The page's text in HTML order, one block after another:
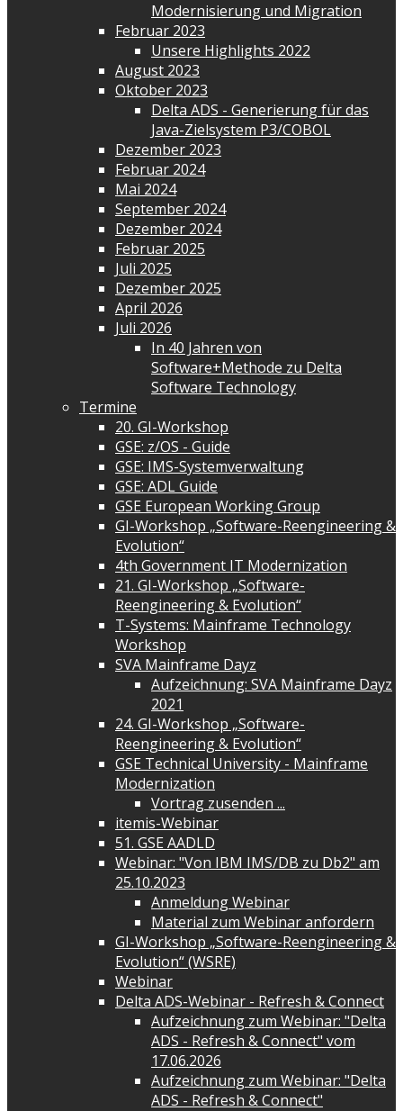
Modernisierung und Migration
Februar 2023
Unsere Highlights 2022
August 2023
Oktober 2023
Delta ADS - Generierung für das
Java-Zielsystem P3/COBOL
Dezember 2023
Februar 2024
Mai 2024
September 2024
Dezember 2024
Februar 2025
Juli 2025
Dezember 2025
April 2026
Juli 2026
In 40 Jahren von
Software+Methode zu Delta
Software Technology
Termine
20. GI-Workshop
GSE: z/OS - Guide
GSE: IMS-Systemverwaltung
GSE: ADL Guide
GSE European Working Group
GI-Workshop „Software-Reengineering &
Evolution“
4th Government IT Modernization
21. GI-Workshop „Software-
Reengineering & Evolution“
T-Systems: Mainframe Technology
Workshop
SVA Mainframe Dayz
Aufzeichnung: SVA Mainframe Dayz
2021
24. GI-Workshop „Software-
Reengineering & Evolution“
GSE Technical University - Mainframe
Modernization
Vortrag zusenden ...
itemis-Webinar
51. GSE AADLD
Webinar: "Von IBM IMS/DB zu Db2" am
25.10.2023
Anmeldung Webinar
Material zum Webinar anfordern
GI-Workshop „Software-Reengineering &
Evolution“ (WSRE)
Webinar
Delta ADS-Webinar - Refresh & Connect
Aufzeichnung zum Webinar: "Delta
ADS - Refresh & Connect" vom
17.06.2026
Aufzeichnung zum Webinar: "Delta
ADS - Refresh & Connect"